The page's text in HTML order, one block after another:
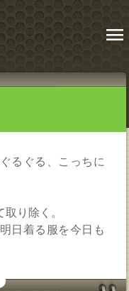
menu
るぐる、こっちに
り除く。
日着る服を今日も